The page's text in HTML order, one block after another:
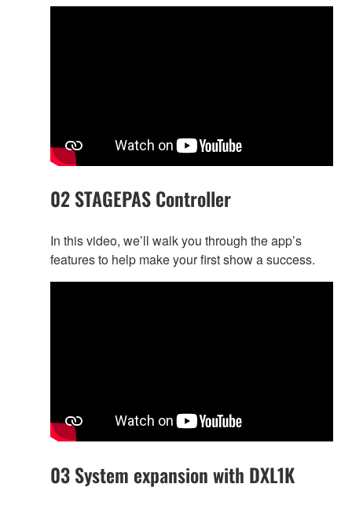
02 STAGEPAS Controller
In this video, we’ll walk you through the app’s
features to help make your first show a success.
03 System expansion with DXL1K